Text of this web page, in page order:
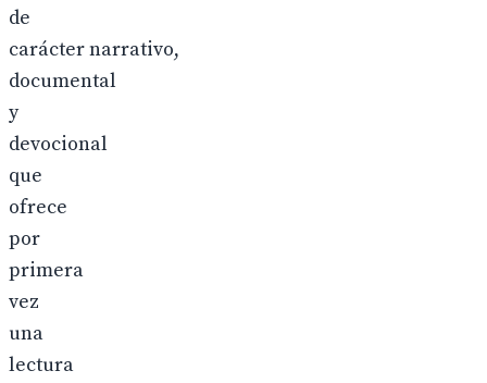
de
carácter narrativo,
documental
y
devocional
que
ofrece
por
primera
vez
una
lectura